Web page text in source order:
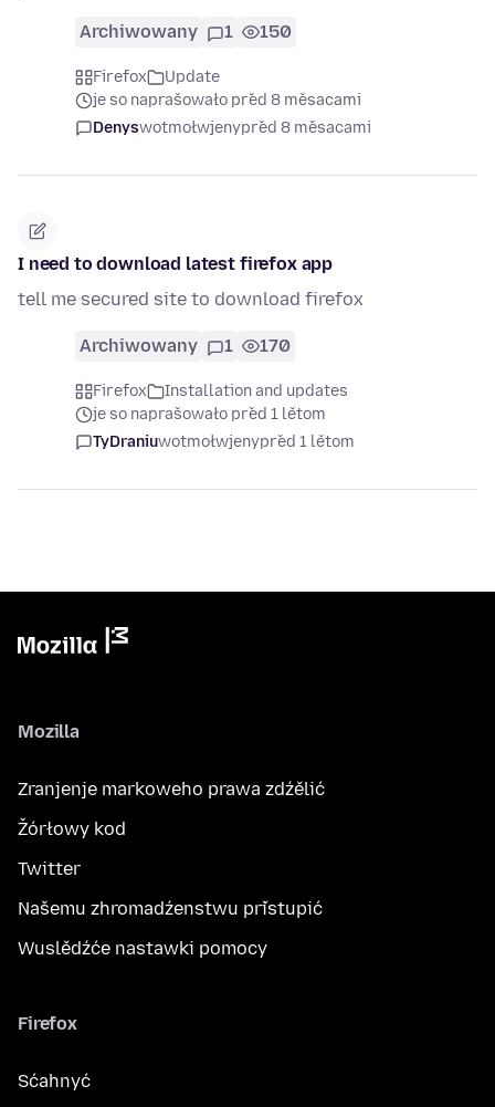
Archiwowany 1 150
Firefox
Update
je so naprašowało před 8 měsacami
Denyswotmołwjenypřed 8 měsacami
I need to download latest firefox app
tell me secured site to download firefox
Archiwowany 1 170
Firefox
Installation and updates
je so naprašowało před 1 lětom
TyDraniuwotmołwjenypřed 1 lětom
Mozilla
Zranjenje markoweho prawa zdźělić
Žórłowy kod
Twitter
Našemu zhromadźenstwu přistupić
Wuslědźće nastawki pomocy
Firefox
Sćahnyć